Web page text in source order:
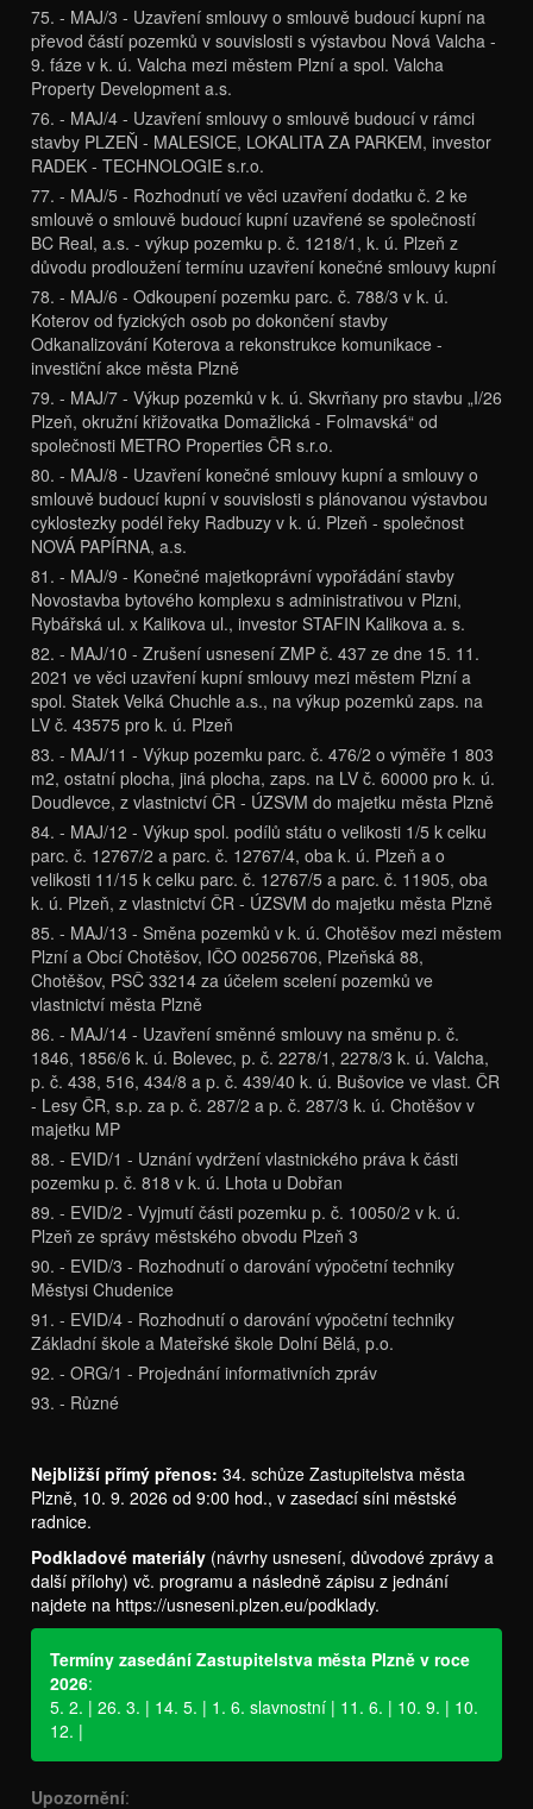
75. - MAJ/3 - Uzavření smlouvy o smlouvě budoucí kupní na
převod částí pozemků v souvislosti s výstavbou Nová Valcha -
9. fáze v k. ú. Valcha mezi městem Plzní a spol. Valcha
Property Development a.s.
76. - MAJ/4 - Uzavření smlouvy o smlouvě budoucí v rámci
stavby PLZEŇ - MALESICE, LOKALITA ZA PARKEM, investor
RADEK - TECHNOLOGIE s.r.o.
77. - MAJ/5 - Rozhodnutí ve věci uzavření dodatku č. 2 ke
smlouvě o smlouvě budoucí kupní uzavřené se společností
BC Real, a.s. - výkup pozemku p. č. 1218/1, k. ú. Plzeň z
důvodu prodloužení termínu uzavření konečné smlouvy kupní
78. - MAJ/6 - Odkoupení pozemku parc. č. 788/3 v k. ú.
Koterov od fyzických osob po dokončení stavby
Odkanalizování Koterova a rekonstrukce komunikace -
investiční akce města Plzně
79. - MAJ/7 - Výkup pozemků v k. ú. Skvrňany pro stavbu „I/26
Plzeň, okružní křižovatka Domažlická - Folmavská“ od
společnosti METRO Properties ČR s.r.o.
80. - MAJ/8 - Uzavření konečné smlouvy kupní a smlouvy o
smlouvě budoucí kupní v souvislosti s plánovanou výstavbou
cyklostezky podél řeky Radbuzy v k. ú. Plzeň - společnost
NOVÁ PAPÍRNA, a.s.
81. - MAJ/9 - Konečné majetkoprávní vypořádání stavby
Novostavba bytového komplexu s administrativou v Plzni,
Rybářská ul. x Kalikova ul., investor STAFIN Kalikova a. s.
82. - MAJ/10 - Zrušení usnesení ZMP č. 437 ze dne 15. 11.
2021 ve věci uzavření kupní smlouvy mezi městem Plzní a
spol. Statek Velká Chuchle a.s., na výkup pozemků zaps. na
LV č. 43575 pro k. ú. Plzeň
83. - MAJ/11 - Výkup pozemku parc. č. 476/2 o výměře 1 803
m2, ostatní plocha, jiná plocha, zaps. na LV č. 60000 pro k. ú.
Doudlevce, z vlastnictví ČR - ÚZSVM do majetku města Plzně
84. - MAJ/12 - Výkup spol. podílů státu o velikosti 1/5 k celku
parc. č. 12767/2 a parc. č. 12767/4, oba k. ú. Plzeň a o
velikosti 11/15 k celku parc. č. 12767/5 a parc. č. 11905, oba
k. ú. Plzeň, z vlastnictví ČR - ÚZSVM do majetku města Plzně
85. - MAJ/13 - Směna pozemků v k. ú. Chotěšov mezi městem
Plzní a Obcí Chotěšov, IČO 00256706, Plzeňská 88,
Chotěšov, PSČ 33214 za účelem scelení pozemků ve
vlastnictví města Plzně
86. - MAJ/14 - Uzavření směnné smlouvy na směnu p. č.
1846, 1856/6 k. ú. Bolevec, p. č. 2278/1, 2278/3 k. ú. Valcha,
p. č. 438, 516, 434/8 a p. č. 439/40 k. ú. Bušovice ve vlast. ČR
- Lesy ČR, s.p. za p. č. 287/2 a p. č. 287/3 k. ú. Chotěšov v
majetku MP
88. - EVID/1 - Uznání vydržení vlastnického práva k části
pozemku p. č. 818 v k. ú. Lhota u Dobřan
89. - EVID/2 - Vyjmutí části pozemku p. č. 10050/2 v k. ú.
Plzeň ze správy městského obvodu Plzeň 3
90. - EVID/3 - Rozhodnutí o darování výpočetní techniky
Městysi Chudenice
91. - EVID/4 - Rozhodnutí o darování výpočetní techniky
Základní škole a Mateřské škole Dolní Bělá, p.o.
92. - ORG/1 - Projednání informativních zpráv
93. - Různé
Nejbližší přímý přenos: 34. schůze Zastupitelstva města
Plzně, 10. 9. 2026 od 9:00 hod., v zasedací síni městské
radnice.
Podkladové materiály (návrhy usnesení, důvodové zprávy a
další přílohy) vč. programu a následně zápisu z jednání
najdete na https://usneseni.plzen.eu/podklady.
Termíny zasedání Zastupitelstva města Plzně v roce
2026:
5. 2. | 26. 3. | 14. 5. | 1. 6. slavnostní | 11. 6. | 10. 9. | 10.
12. |
Upozornění: